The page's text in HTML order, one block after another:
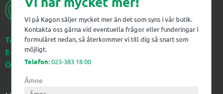
Telefon:023-383 18 00
E-post:kagon@kagon.se
Öppettider:Måndag-Fredag, 07-16
Vi på Kagon säljer mycket mer än det som syns i vår butik.
Kontakta oss gärna vid eventuella frågor eller funderingar i
formuläret nedan, så återkommer vi till dig så snart som
möjligt.
Telefon:023-383 18 00
Ämne